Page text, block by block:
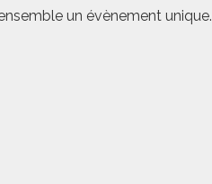
un évènement unique.